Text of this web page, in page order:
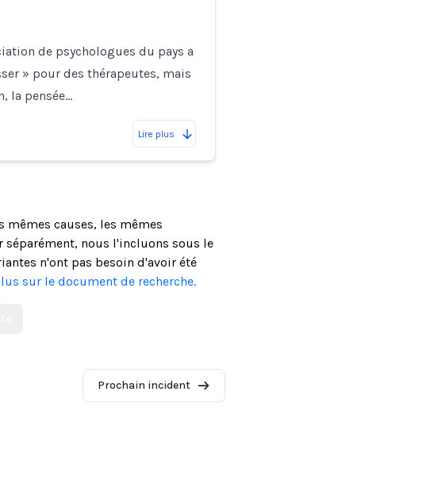
de psychologues du pays a
» pour des thérapeutes, mais
la pensée…
Lire plus
causes, les mêmes
nous l'incluons sous le
n'ont pas besoin d'avoir été
sur le document de recherche.
Prochain incident